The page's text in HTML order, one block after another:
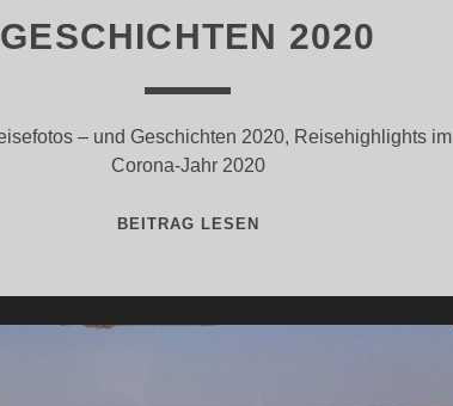
GESCHICHTEN 2020
– und Geschichten 2020, Reisehighlights im
Corona-Jahr 2020
BEITRAG LESEN